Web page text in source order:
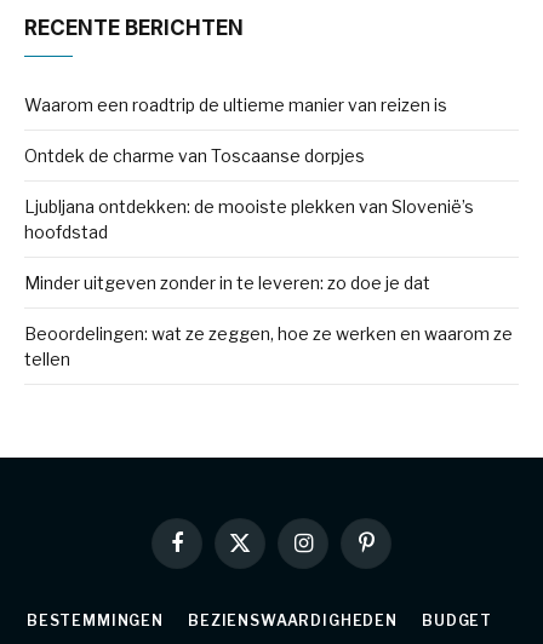
RECENTE BERICHTEN
Waarom een roadtrip de ultieme manier van reizen is
Ontdek de charme van Toscaanse dorpjes
Ljubljana ontdekken: de mooiste plekken van Slovenië’s
hoofdstad
Minder uitgeven zonder in te leveren: zo doe je dat
Beoordelingen: wat ze zeggen, hoe ze werken en waarom ze
tellen
Facebook
X
(Twitter)
InstagramPinterest
BESTEMMINGEN BEZIENSWAARDIGHEDEN BUDGET